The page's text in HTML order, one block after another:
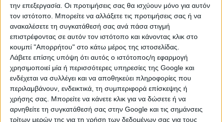
την επεξεργασία. Οι προτιμήσεις σας θα ισχύουν μόνο για αυτόν
τον ιστότοπο. Μπορείτε να αλλάξετε τις προτιμήσεις σας ή να
ανακαλέσετε τη συγκατάθεσή σας ανά πάσα στιγμή
επιστρέφοντας σε αυτόν τον ιστότοπο και κάνοντας κλικ στο
κουμπί "Απορρήτου" στο κάτω μέρος της ιστοσελίδας.
Λάβετε επίσης υπόψη ότι αυτός ο ιστότοπος/η εφαρμογή
χρησιμοποιεί μία ή περισσότερες υπηρεσίες της Google και
ενδέχεται να συλλέγει και να αποθηκεύει πληροφορίες που
περιλαμβάνουν, ενδεικτικά, τη συμπεριφορά επίσκεψης ή
χρήσης σας. Μπορείτε να κάνετε κλικ για να δώσετε ή να
αρνηθείτε τη συγκατάθεσή σας στην Google και τις σημάνσεις
τρίτων μερών της για τη χρήση των δεδομένων σας για τους
Συντονιστής:
κοςΠέτρος Ζουμπούλης , Πρόεδρος του Συλλόγου
Υπαλ/λων Επιμ/ρίων Π.Η.Ι.Ν.Δ.Ε.
Εισηγητές:
κα Κωνσταντίνα Ζορμπά, Μεταλλειολόγος
Μηχανικός, Υπεύθυνη του Παραρτήματος
Ιωαννίνων του ΕΛΙΝΥΑΕ: Σύντομη παρουσίαση του
Ινστιτούτου